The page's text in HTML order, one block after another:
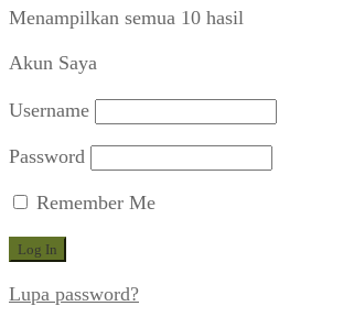
Menampilkan semua 10 hasil
Akun Saya
Username
Password
Remember Me
Lupa password?